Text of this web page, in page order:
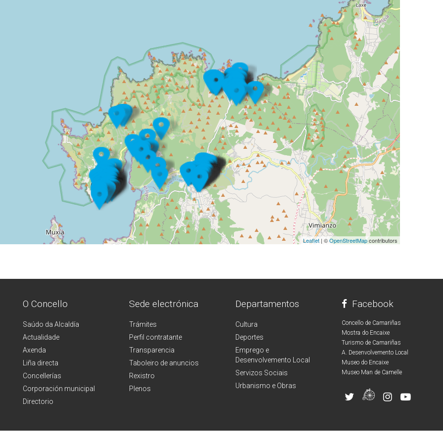
Leaflet | ©OpenStreetMapcontributors
O Concello
Saúdo da Alcaldía
Actualidade
Axenda
Liña directa
Concellerías
Corporación municipal
Directorio
Sede electrónica
Trámites
Perfil contratante
Transparencia
Taboleiro de anuncios
Rexistro
Plenos
Departamentos
Cultura
Deportes
Emprego e
Desenvolvemento Local
Servizos Sociais
Urbanismo e Obras
Facebook
Concello de Camariñas
Mostra do Encaixe
Turismo de Camariñas
A. Desenvolvemento Local
Museo do Encaixe
Museo Man de Camelle